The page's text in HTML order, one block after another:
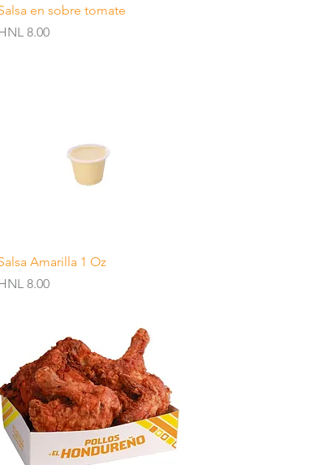
Quick View
en sobre tomate
8.00
Quick View
Amarilla 1 Oz
8.00